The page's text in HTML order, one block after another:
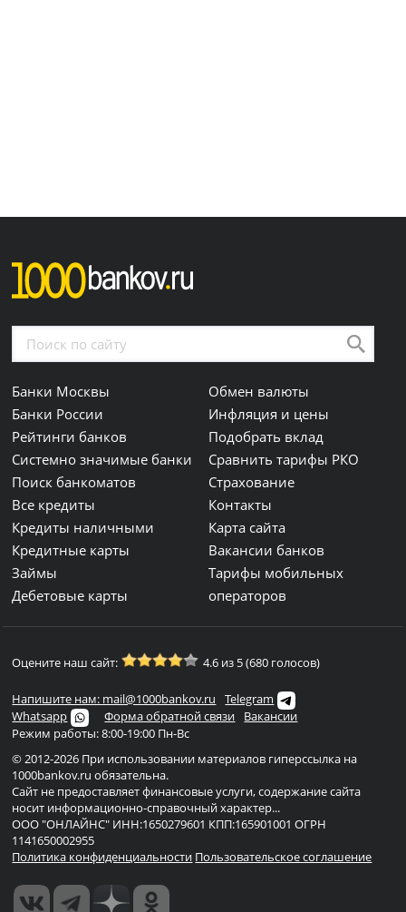
Банки Москвы
Банки России
Рейтинги банков
Системно значимые банки
Поиск банкоматов
Все кредиты
Кредиты наличными
Кредитные карты
Займы
Дебетовые карты
Обмен валюты
Инфляция и цены
Подобрать вклад
Сравнить тарифы РКО
Страхование
Контакты
Карта сайта
Вакансии банков
Тарифы мобильных
операторов
Оцените наш сайт: 4.6 из 5 (680 голосов)
Напишите нам: mail@1000bankov.ru
Telegram
Whatsapp
Форма обратной связи
Вакансии
Режим работы: 8:00-19:00 Пн-Вс
© 2012-2026 При использовании материалов гиперссылка на
1000bankov.ru обязательна.
Сайт не предоставляет финансовые услуги, содержание сайта
носит информационно-справочный характер...
ООО "ОНЛАЙНС" ИНН:1650279601 КПП:165901001 ОГРН
1141650002955
Политика конфиденциальности Пользовательское соглашение